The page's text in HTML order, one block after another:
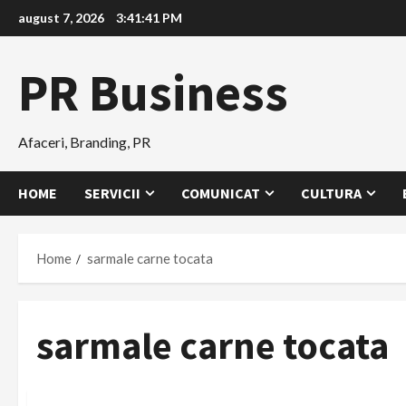
to
august 7, 2026 3:41:42 PM
PR Business
Afaceri, Branding, PR
HOME SERVICII COMUNICAT CULTURA
Home sarmale carne tocata
sarmale carne tocata